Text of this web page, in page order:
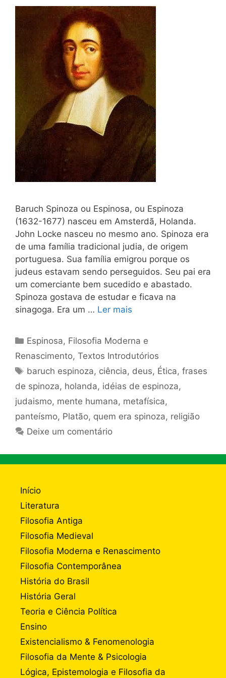
Baruch Spinoza ou Espinosa, ou Espinoza
(1632-1677) nasceu em Amsterdã, Holanda.
John Locke nasceu no mesmo ano. Spinoza era
de uma família tradicional judia, de origem
portuguesa. Sua família emigrou porque os
judeus estavam sendo perseguidos. Seu pai era
um comerciante bem sucedido e abastado.
Spinoza gostava de estudar e ficava na
sinagoga. Era um … Ler mais
Categorias
Espinosa, Filosofia Moderna e
Renascimento, Textos Introdutórios
Tags
baruch espinoza, ciência, deus, Ética,frases
de spinoza, holanda, idéias de espinoza,
judaismo, mente humana, metafísica,
panteísmo, Platão, quem era spinoza, religião
Deixe um comentário
Início
Literatura
Filosofia Antiga
Filosofia Medieval
Filosofia Moderna e Renascimento
Filosofia Contemporânea
História do Brasil
História Geral
Teoria e Ciência Política
Ensino
Existencialismo & Fenomenologia
Filosofia da Mente & Psicologia
Lógica, Epistemologia e Filosofia da